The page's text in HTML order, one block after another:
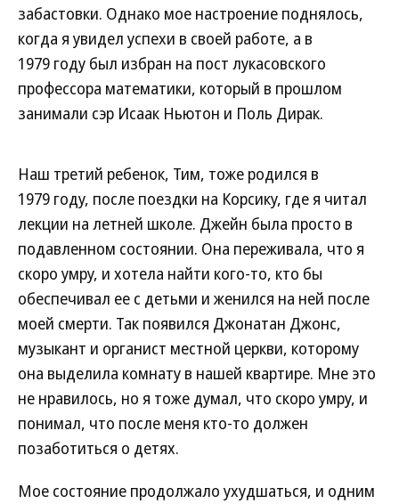
забастовки. Однако мое настроение поднялось,
когда я увидел успехи в своей работе, а в
1979 году был избран на пост лукасовского
профессора математики, который в прошлом
занимали сэр Исаак Ньютон и Поль Дирак.
Наш третий ребенок, Тим, тоже родился в
1979 году, после поездки на Корсику, где я читал
лекции на летней школе. Джейн была просто в
подавленном состоянии. Она переживала, что я
скоро умру, и хотела найти кого-то, кто бы
обеспечивал ее с детьми и женился на ней после
моей смерти. Так появился Джонатан Джонс,
музыкант и органист местной церкви, которому
она выделила комнату в нашей квартире. Мне это
не нравилось, но я тоже думал, что скоро умру, и
понимал, что после меня кто-то должен
позаботиться о детях.
Мое состояние продолжало ухудшаться, и одним